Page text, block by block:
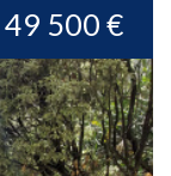
49 500 €